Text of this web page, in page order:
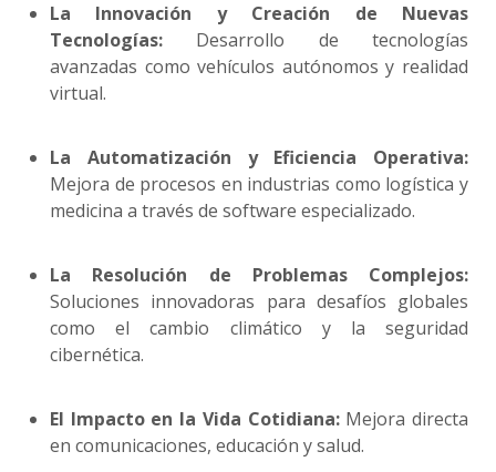
La Innovación y Creación de Nuevas
Tecnologías: Desarrollo de tecnologías
avanzadas como vehículos autónomos y realidad
virtual.
La Automatización y Eficiencia Operativa:
Mejora de procesos en industrias como logística y
medicina a través de software especializado.
La Resolución de Problemas Complejos:
Soluciones innovadoras para desafíos globales
como el cambio climático y la seguridad
cibernética.
El Impacto en la Vida Cotidiana:Mejora directa
en comunicaciones, educación y salud.